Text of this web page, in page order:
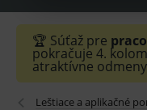
🏆 Súťaž pre
pokračuje 4.
atraktívne
Leštiace a aplikačné